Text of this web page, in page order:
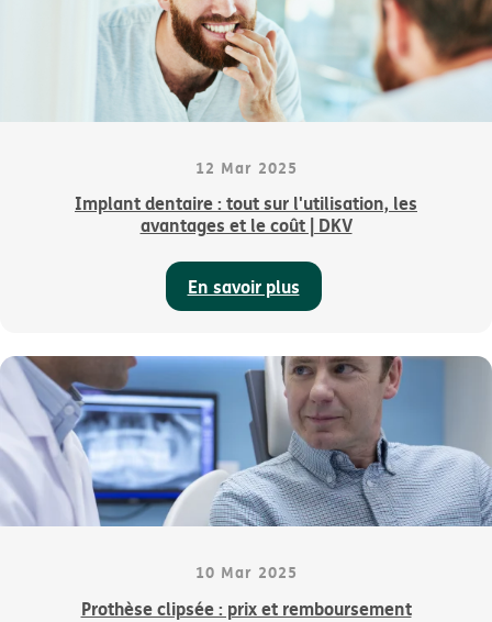
12 Mar 2025
Implant dentaire : tout sur l'utilisation, les
avantages et le coût | DKV
En savoir plus
10 Mar 2025
Prothèse clipsée : prix et remboursement